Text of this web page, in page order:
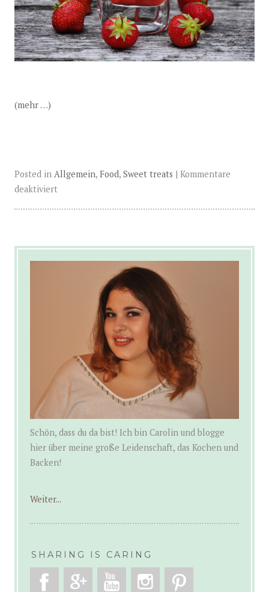
(mehr …)
Posted in Allgemein, Food, Sweet treats | Kommentare
deaktiviert
Schön, dass du da bist! Ich bin Carolin und blogge
hier über meine große Leidenschaft, das Kochen und
Backen!
Weiter...
SHARING IS CARING